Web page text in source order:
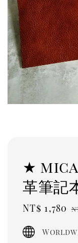
★
革筆記
Sale
NT$ 1,780